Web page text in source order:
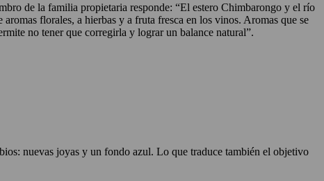
de la familia propietaria responde: “El estero Chimbarongo y el río
florales, a hierbas y a fruta fresca en los vinos. Aromas que se
no tener que corregirla y lograr un balance natural”.
nuevas joyas y un fondo azul. Lo que traduce también el objetivo